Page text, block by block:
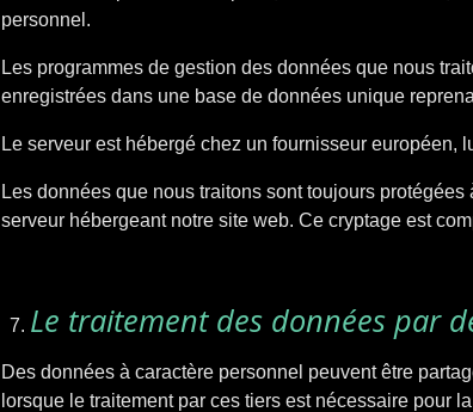
personnel.
Les programmes de gestion des données que nous
enregistrées dans une base de données unique
Le serveur est hébergé chez un fournisseur européen,
Les données que nous traitons sont toujours
serveur hébergeant notre site web. Ce cryptage est
Le traitement des données par
Des données à caractère personnel peuvent être
lorsque le traitement par ces tiers est nécessaire pour